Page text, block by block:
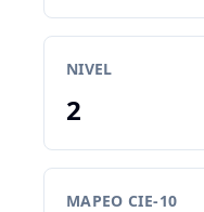
NIVEL
2
MAPEO CIE-10